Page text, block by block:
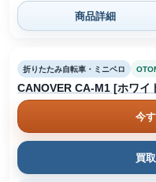
商品詳細
折りたたみ自転車・ミニベロ
CANOVER CA-M1 [ホワイ
今
買